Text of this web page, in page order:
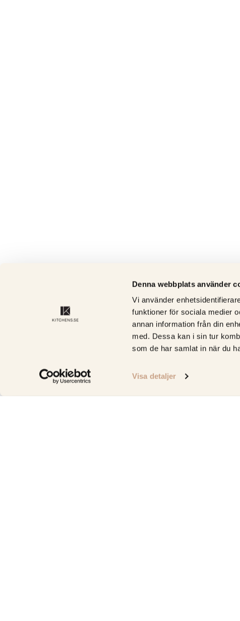
Denna webbplats använder
Vi använder
funktioner för sociala medier
annan information från din
med. Dessa kan i sin tur
som de har samlat in när du
Visa detaljer